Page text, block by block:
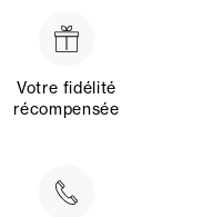
Votre fidélité
récompensée